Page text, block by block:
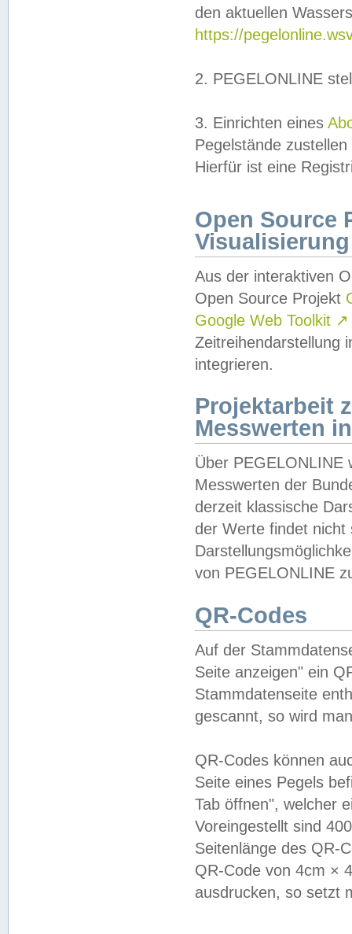
den aktuellen
https://
2. PEGELONLINE
3. Einrichten eines
Pegelstände
Hierfür ist eine
Open Source
Visualisierung
Aus der interaktiven
Open Source Projekt
Google Web Toolkit ↗
Zeitreihendarstellung
integrieren.
Projektarbeit
Messwerten
Über PEGELONLINE
Messwerten der
derzeit klassische
der Werte findet
von PEGELONLINE
QR-Codes
Auf der
Seite anzeigen" ein
Stammdatenseite
gescannt, so wird
QR-Codes können
Seite eines Pegels
Tab öffnen", welcher
Voreingestellt sind
Seitenlänge des QR-
QR-Code von 4cm ×
ausdrucken, so setzt